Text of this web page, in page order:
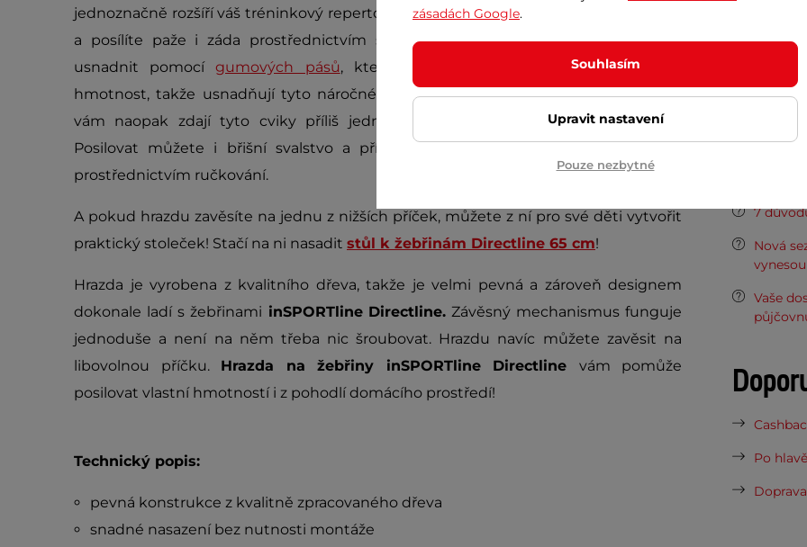
jednoznačně rozšíří váš tréninkový repertoár! Díky této vychytávce skvěle procvičíte
a posílíte paže i záda prostřednictvím shybů a přítahů. Cviky si navíc můžete
usnadnit pomocígumových pásů, které poskytují odpor a snižují zvedanou
hmotnost, takže usnadňují tyto náročné cviky i pro úplné začátečníky. Pokud se
vám naopak zdají tyto cviky příliš jednoduché, můžete zkusitzátěže na tělo
Posilovat můžete i břišní svalstvo a příčky v omezené míře dovolují i trénink
prostřednictvím ručkování.
A pokud hrazdu zavěsíte na jednu z nižších příček, můžete z ní pro své děti vytvořit
praktický stoleček! Stačí na ni nasadit stůl k žebřinám Directline 65 cm!
Hrazda je vyrobena z kvalitního dřeva, takže je velmi pevná a zároveň designem
dokonale ladí s žebřinami inSPORTline Directline. Závěsný mechanismus funguje
jednoduše a není na něm třeba nic šroubovat. Hrazdu navíc můžete zavěsit na
libovolnou příčku. Hrazda na žebřiny inSPORTline Directline vám pomůže
posilovat vlastní hmotností i z pohodlí domácího prostředí!
Technický popis:
pevná konstrukce z kvalitně zpracovaného dřeva
snadné nasazení bez nutnosti montáže
Materiál
7
Nová
Vaše
Po
zásadách Google.
Souhlasím
Upravit nastavení
Pouze nezbytné